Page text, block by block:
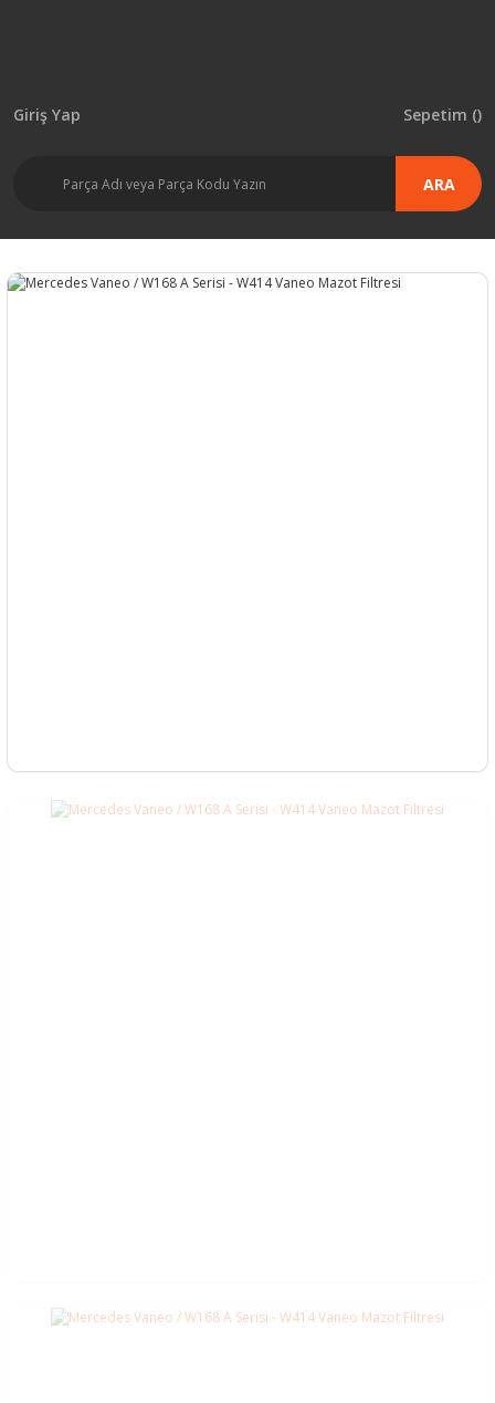
ARA
Giriş Yap Sepetim ()